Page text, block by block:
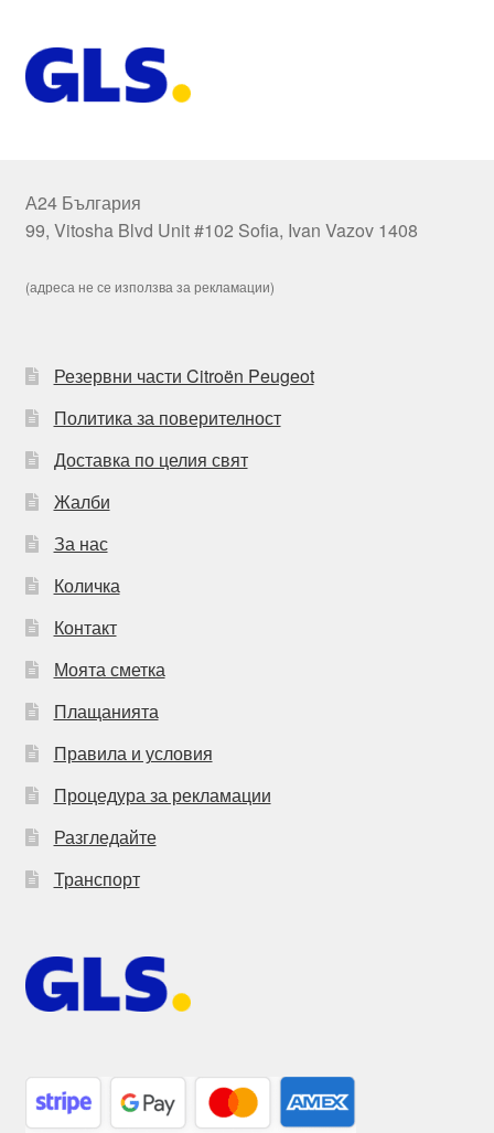
А24 България
99, Vitosha Blvd Unit #102 Sofia, Ivan Vazov 1408
(адреса не се използва за рекламации)
Резервни части Citroën Peugeot
Политика за поверителност
Доставка по целия свят
Жалби
За нас
Количка
Контакт
Моята сметка
Плащанията
Правила и условия
Процедура за рекламации
Разгледайте
Транспорт